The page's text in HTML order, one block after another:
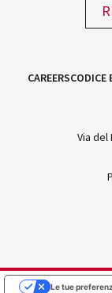
CAREERSCODICE
Via del
Le tue